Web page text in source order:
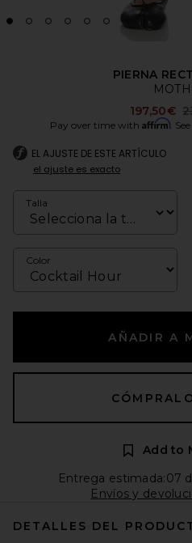
PIERNA
197,50€
Pay over time with Affirm.
EL AJUSTE DE ESTE ARTÍCULO
el ajuste es exacto
Talla
Color
AÑADIR A
Add to
Entrega estimada:07
Envíos y
DETALLES DEL